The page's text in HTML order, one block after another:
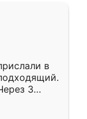
в
3